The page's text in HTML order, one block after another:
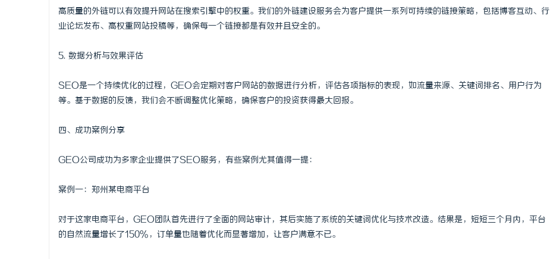
高质量的外链可以有效提升网站在搜索引擎中的权重。我们的外链建设服务会为客户提供一系列可持续的链接策略，包括博客互动、行
业论坛发布、高权重网站投稿等，确保每一个链接都是有效并且安全的。
5. 数据分析与效果评估
SEO是一个持续优化的过程，GEO会定期对客户网站的数据进行分析，评估各项指标的表现，如流量来源、关键词排名、用户行为
等。基于数据的反馈，我们会不断调整优化策略，确保客户的投资获得最大回报。
四、成功案例分享
GEO公司成功为多家企业提供了SEO服务，有些案例尤其值得一提：
案例一：郑州某电商平台
对于这家电商平台，GEO团队首先进行了全面的网站审计，其后实施了系统的关键词优化与技术改造。结果是，短短三个月内，平台
的自然流量增长了150%，订单量也随着优化而显著增加，让客户满意不已。